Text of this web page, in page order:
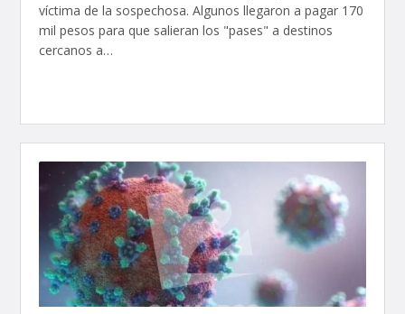
víctima de la sospechosa. Algunos llegaron a pagar 170
mil pesos para que salieran los "pases" a destinos
cercanos a…